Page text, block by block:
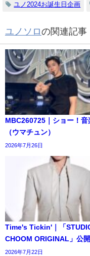
ユノ2024お誕生日企画
ユノソロの関連記事
MBC260725｜ショー！音
（ウマチュン）
2026年7月26日
Time's Tickin'｜「
CHOOM ORIGINAL」公開
2026年7月22日